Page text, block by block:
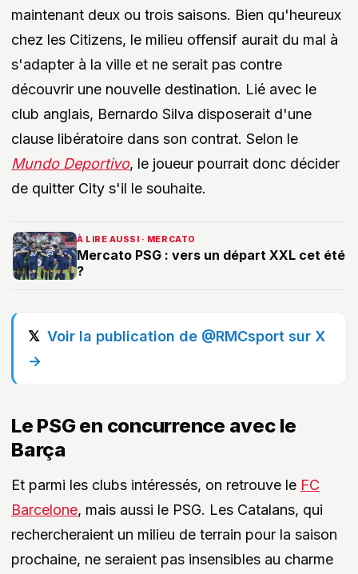
maintenant deux ou trois saisons. Bien qu'heureux
chez les Citizens, le milieu offensif aurait du mal à
s'adapter à la ville et ne serait pas contre
découvrir une nouvelle destination. Lié avec le
club anglais, Bernardo Silva disposerait d'une
clause libératoire dans son contrat. Selon le
Mundo Deportivo, le joueur pourrait donc décider
de quitter City s'il le souhaite.
À LIRE AUSSI · MERCATO
Mercato PSG : vers un départ XXL cet été
?
Voir la publication de @RMCsport sur X
→
Le PSG en concurrence avec le
Barça
Et parmi les clubs intéressés, on retrouve le FC
Barcelone, mais aussi le PSG. Les Catalans, qui
rechercheraient un milieu de terrain pour la saison
prochaine, ne seraient pas insensibles au charme